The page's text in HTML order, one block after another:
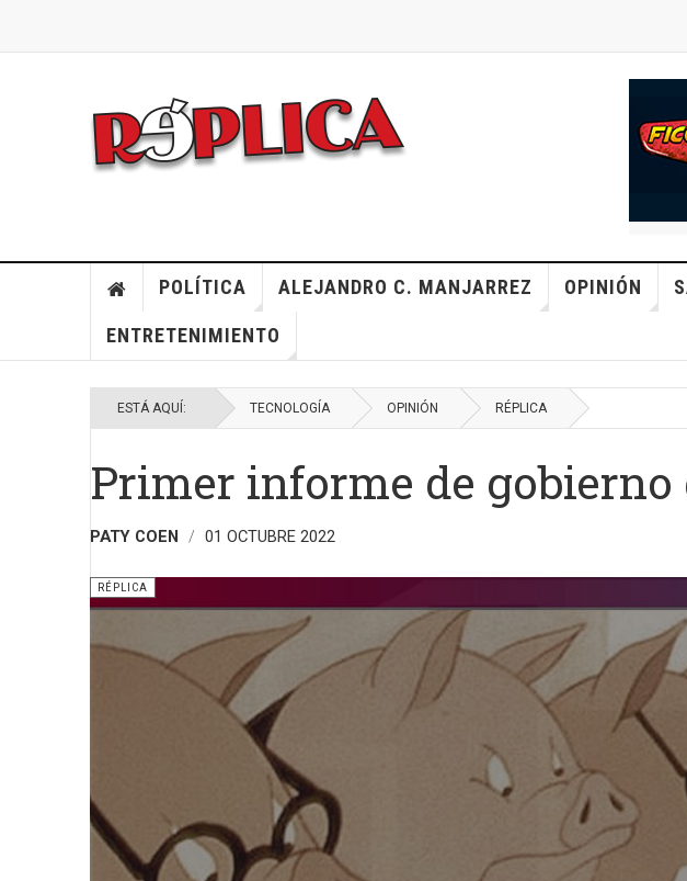
POLÍTICA ALEJANDRO C. MANJARREZ OPINIÓN
ENTRETENIMIENTO
ESTÁ AQUÍ: TECNOLOGÍA OPINIÓN RÉPLICA
Primer informe de gobierno
PATY COEN 01 OCTUBRE 2022
RÉPLICA